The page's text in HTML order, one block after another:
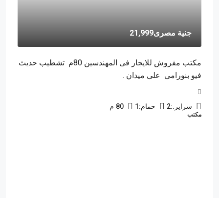
جنية مصرى21,999
مكتب مفروش للايجار فى المهندسين 80م تشطيب حديث
فيو بنورامى على ميدان .
سراير.:2 حمام: 1
80 م
مكتب